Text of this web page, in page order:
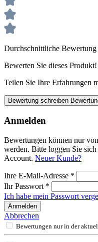
Durchschnittliche
Bewerten Sie dieses Produkt!
Teilen Sie Ihre Erfahrungen
Bewertung schreiben
Anmelden
Bewertungen können nur
werden. Bitte loggen Sie
Account. Neuer Kunde?
Ihre E-Mail-Adresse *
Ihr Passwort *
Ich habe mein Passwort
Anmelden
Abbrechen
Bewertungen nur in der